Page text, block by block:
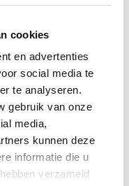
cookies
en advertenties
social media te
te analyseren.
gebruik van onze
media,
kunnen deze
informatie die u
verzameld
4-delige babycadeau